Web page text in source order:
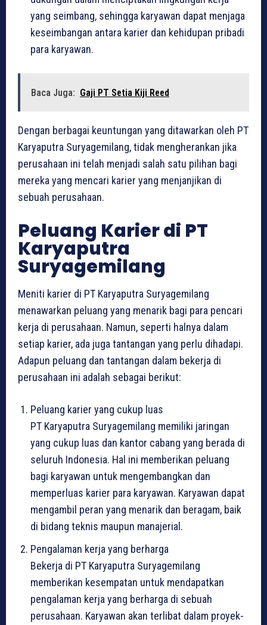
yang seimbang, sehingga karyawan dapat menjaga
keseimbangan antara karier dan kehidupan pribadi
para karyawan.
Baca Juga: Gaji PT Setia Kiji Reed
Dengan berbagai keuntungan yang ditawarkan oleh PT
Karyaputra Suryagemilang, tidak mengherankan jika
perusahaan ini telah menjadi salah satu pilihan bagi
mereka yang mencari karier yang menjanjikan di
sebuah perusahaan.
Peluang Karier di PT
Karyaputra
Suryagemilang
Meniti karier di PT Karyaputra Suryagemilang
menawarkan peluang yang menarik bagi para pencari
kerja di perusahaan. Namun, seperti halnya dalam
setiap karier, ada juga tantangan yang perlu dihadapi.
Adapun peluang dan tantangan dalam bekerja di
perusahaan ini adalah sebagai berikut:
Peluang karier yang cukup luas
PT Karyaputra Suryagemilang memiliki jaringan
yang cukup luas dan kantor cabang yang berada di
seluruh Indonesia. Hal ini memberikan peluang
bagi karyawan untuk mengembangkan dan
memperluas karier para karyawan. Karyawan dapat
mengambil peran yang menarik dan beragam, baik
di bidang teknis maupun manajerial.
Pengalaman kerja yang berharga
Bekerja di PT Karyaputra Suryagemilang
memberikan kesempatan untuk mendapatkan
pengalaman kerja yang berharga di sebuah
perusahaan. Karyawan akan terlibat dalam proyek-